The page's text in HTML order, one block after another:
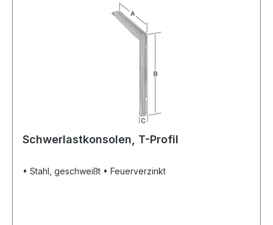
Schwerlastkonsolen, T-Profil
• Stahl, geschweißt • Feuerverzinkt